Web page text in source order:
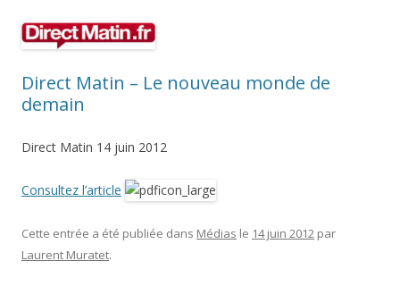
Direct Matin – Le nouveau monde de
demain
Direct Matin 14 juin 2012
Consultez l’article
Cette entrée a été publiée dans Médias le 14 juin 2012 par
Laurent Muratet.